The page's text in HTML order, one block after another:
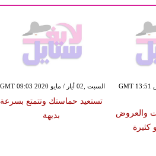
السبت ,02 أيار / مايو GMT 09:03 2020
تستعيد حماستك وتتمتع بسرعة
بديهة
الثلاثاء ,31 آذار/ مارس GMT 13:51
والعروض
كثيرة